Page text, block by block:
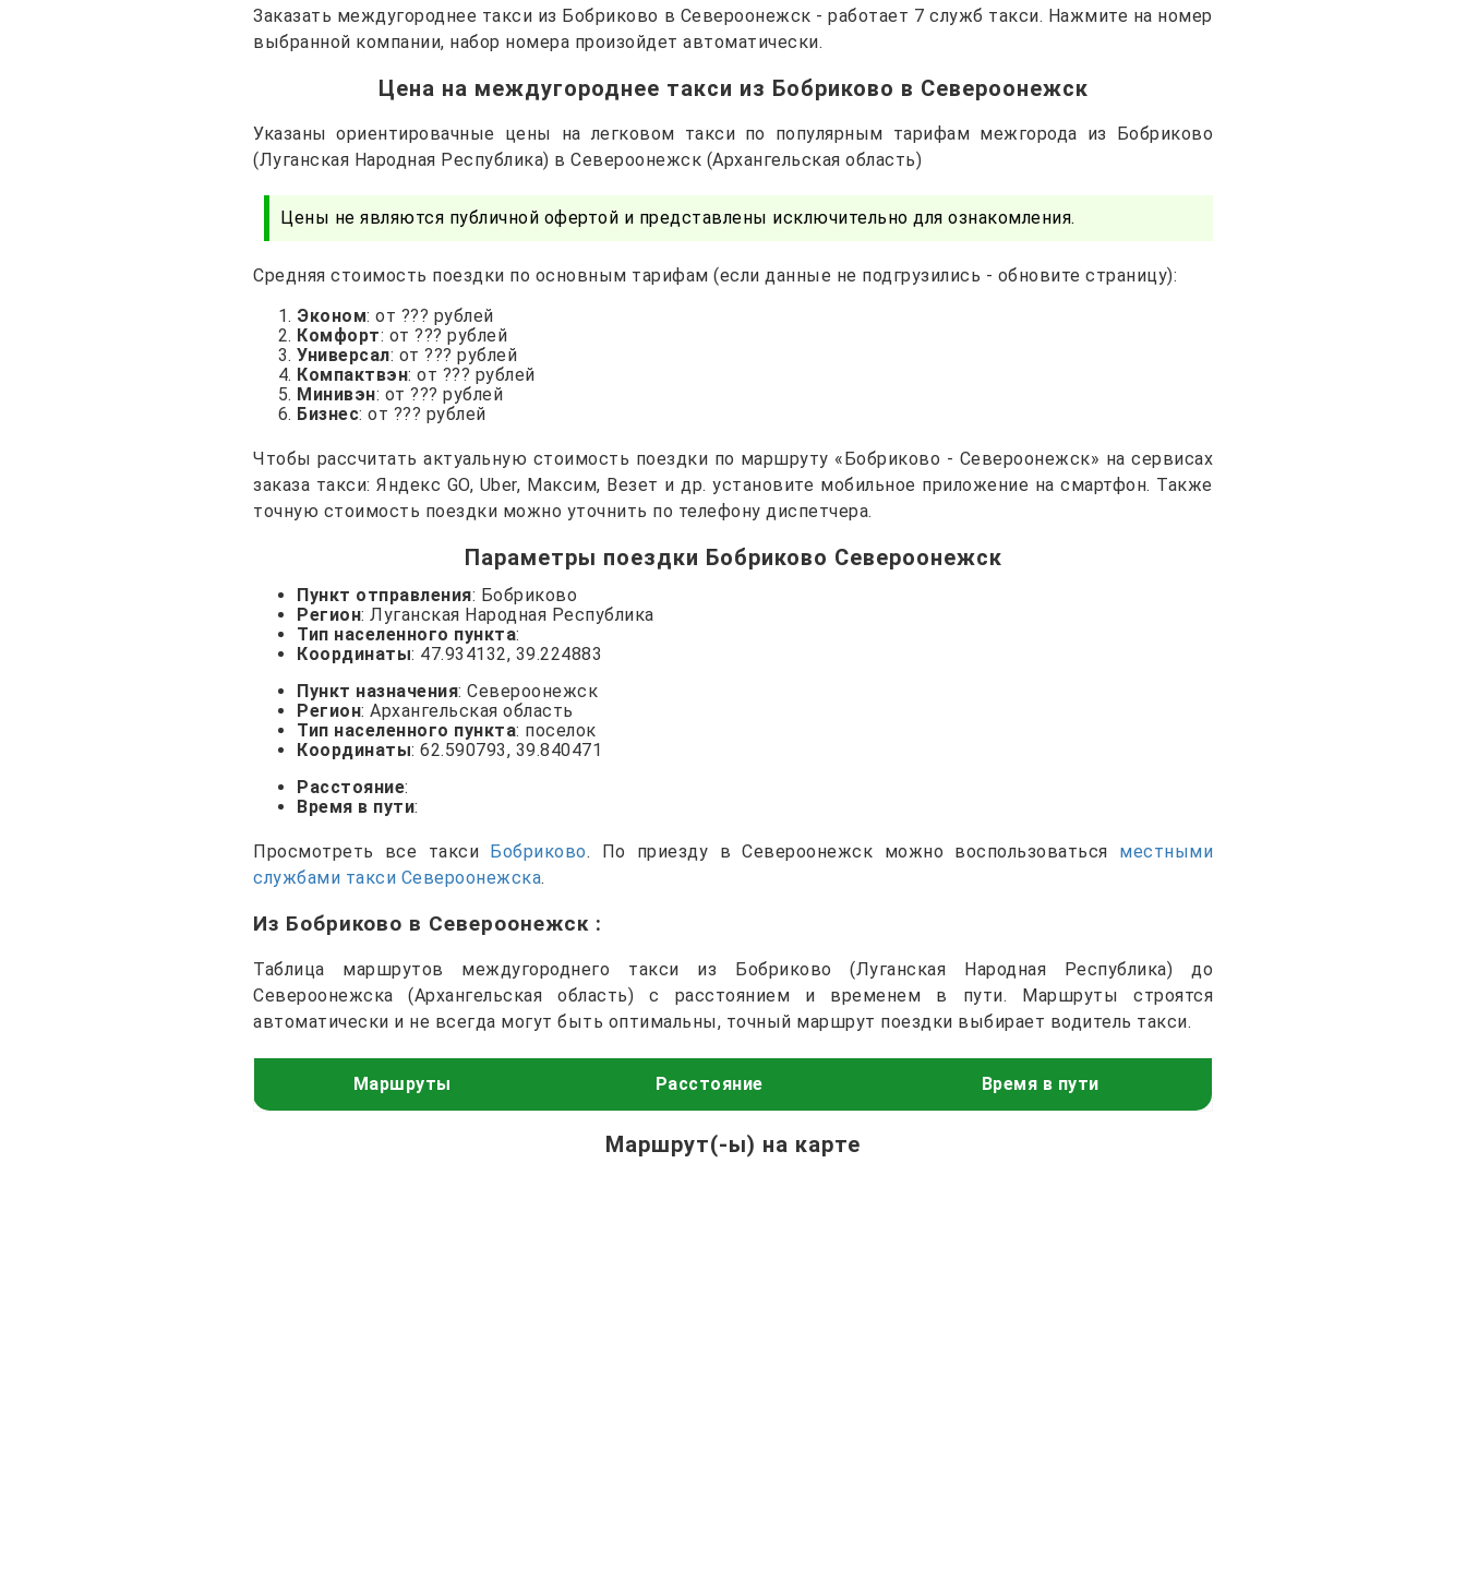
Заказать междугороднее такси из Бобриково в Североонежск - работает 7 служб такси. Нажмите на номер
выбранной компании, набор номера произойдет автоматически.
Цена на междугороднее такси из Бобриково в Североонежск
Указаны ориентировачные цены на легковом такси по популярным тарифам межгорода из Бобриково
(Луганская Народная Республика) в Североонежск (Архангельская область)
Цены не являются публичной офертой и представлены исключительно для ознакомления.
Средняя стоимость поездки по основным тарифам (если данные не подгрузились - обновите страницу):
Эконом: от ??? рублей
Комфорт: от ??? рублей
Универсал: от ??? рублей
Компактвэн: от ??? рублей
Минивэн: от ??? рублей
Бизнес: от ??? рублей
Чтобы рассчитать актуальную стоимость поездки по маршруту «Бобриково - Североонежск» на сервисах
заказа такси: Яндекс GO, Uber, Максим, Везет и др. установите мобильное приложение на смартфон. Также
точную стоимость поездки можно уточнить по телефону диспетчера.
Параметры поездки Бобриково Североонежск
Пункт отправления: Бобриково
Регион: Луганская Народная Республика
Тип населенного пункта:
Координаты: 47.934132, 39.224883
Пункт назначения: Североонежск
Регион: Архангельская область
Тип населенного пункта: поселок
Координаты: 62.590793, 39.840471
Расстояние:
Время в пути:
Просмотреть все такси Бобриково. По приезду в Североонежск можно воспользоваться местными
службами такси Североонежска.
Из Бобриково в Североонежск :
Таблица маршрутов междугороднего такси из Бобриково (Луганская Народная Республика) до
Североонежска (Архангельская область) с расстоянием и временем в пути. Маршруты строятся
автоматически и не всегда могут быть оптимальны, точный маршрут поездки выбирает водитель такси.
Маршруты Расстояние Время в пути
Маршрут(-ы) на карте